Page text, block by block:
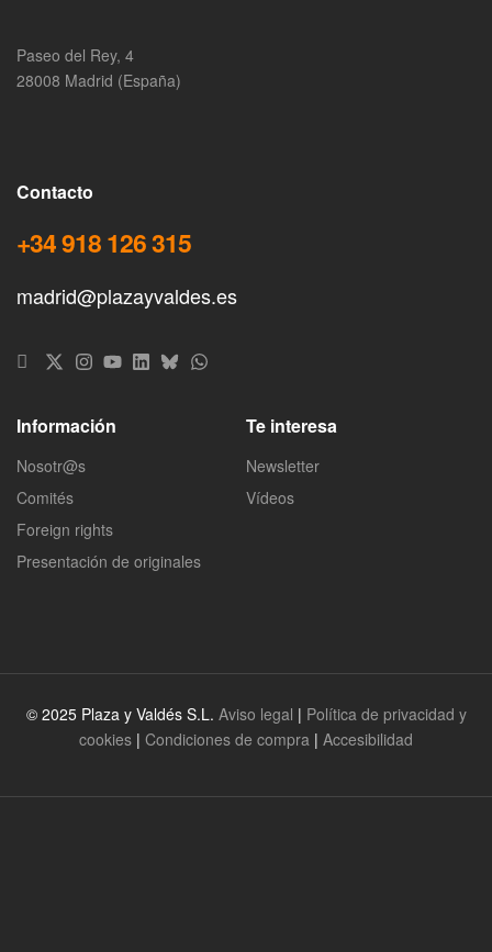
Paseo del Rey, 4
28008 Madrid (España)
Contacto
+34 918 126 315
madrid@plazayvaldes.es
Información
Nosotr@s
Comités
Foreign rights
Presentación de originales
Te interesa
Newsletter
Vídeos
© 2025 Plaza y Valdés S.L. Aviso legal | Política de privacidad y
cookies | Condiciones de compra | Accesibilidad